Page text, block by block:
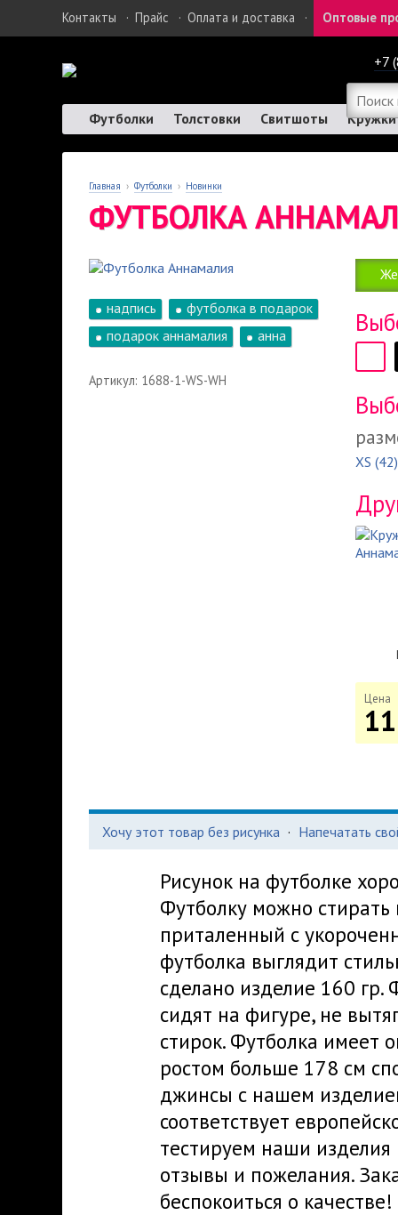
Контакты · Прайс · Оплата и доставка · Оптовые
+7
Футболки Толстовки Свитшоты Кружки
Главная › Футболки › Новинки
ФУТБОЛКА
надпись
футболка в подарок
подарок аннамалия
анна
Артикул: 1688-1-WS-WH
XS (42)
Цена
Хочу этот товар без рисунка · Напечатать
Рисунок на футболке
Футболку можно
приталенный с
футболка выглядит
сделано изделие 160 гр.
сидят на фигуре, не
стирок. Футболка имеет
ростом больше 178 см
джинсы с нашем
соответствует
тестируем наши изделия
отзывы и пожелания.
беспокоиться о качестве!